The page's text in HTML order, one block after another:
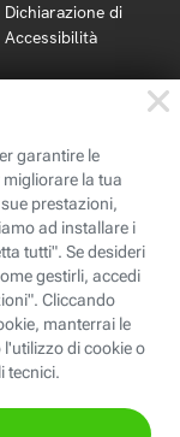
Dichiarazione di
Accessibilità